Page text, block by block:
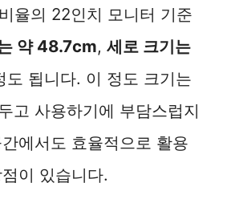
율의 22인치 모니터 기준
약 48.7cm, 세로 크기는
도 됩니다. 이 정도 크기는
고 사용하기에 부담스럽지
에서도 효율적으로 활용
이 있습니다.